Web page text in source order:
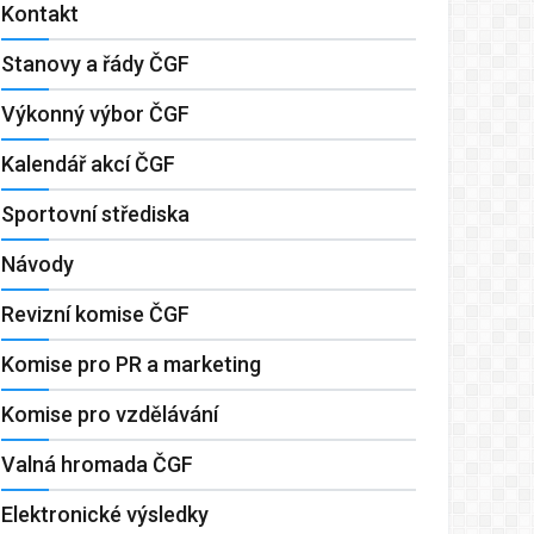
Kontakt
Stanovy a řády ČGF
Výkonný výbor ČGF
Kalendář akcí ČGF
Sportovní střediska
Návody
Revizní komise ČGF
Komise pro PR a marketing
Komise pro vzdělávání
Valná hromada ČGF
Elektronické výsledky